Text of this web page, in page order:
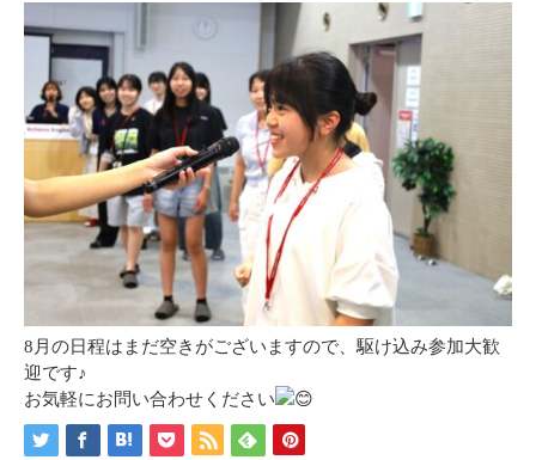
8月の日程はまだ空きがございますので、駆け込み参加大歓
迎です♪
お気軽にお問い合わせください